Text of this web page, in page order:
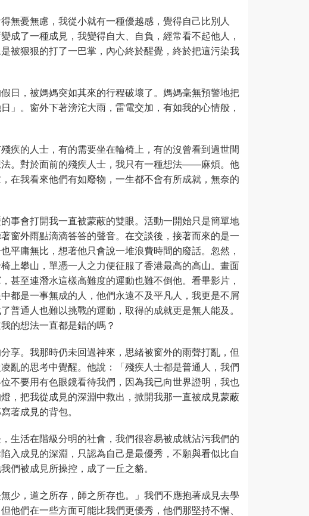
無憂無慮，我從小就有一種優越感，覺得自己比別人
成了一種成見，我變得自大、自負，經常看不起他人，
被狠狠的打了一巴掌，內心終於醒覺，終於把這污染我
日，被媽媽突如其來的行程破壞了。媽媽毫無預警地把
。窗外下著滂沱大雨，雷電交加，有如我的心情般，
疾的人士，有的需要坐在輪椅上，有的沒曾看到過世間
。對於面前的殘疾人士，我只有一種想法——麻煩。他
在我看來他們有如廢物，一生都不會有所成就，無奈的
事會打開我一直被蒙蔽的雙眼。活動一開始只是簡單地
窗外雨點滴滴答答的聲音。在交談後，接著而來的是一
平庸無比，想著他只會說一堆浪費時間的廢話。忽然，
上攀山，單憑一人之力便征服了香港最高的高山。畫面
甚至連潛水這樣高難度的運動也難不倒他。看畢影片，
都是一事無成的人，他們永遠不及平凡人，我更是不屑
普通人也難以挑戰的運動，取得的成就更是無人能及。
的想法一直都是錯的嗎？
享。我那時仍未回過神來，思緒被窗外的雨聲打亂，但
亂的思考中覺醒。他說：「殘疾人士都是普通人，我們
不要用有色眼鏡看待我們，因為我已向世界證明，我也
，把我從成見的深淵中救出，掀開我那一直被成見蒙蔽
著成見的背包。
生活在階級分明的社會，我們很容易被成就沾污我們的
入成見的深淵，只認為自己是最優秀，不願與看似比自
們被成見所操控，成了一丘之貉。
少，道之所存，師之所存也。」我們不應抱著成見去學
他們在一些方面可能比我們更優秀，他們那堅持不懈、